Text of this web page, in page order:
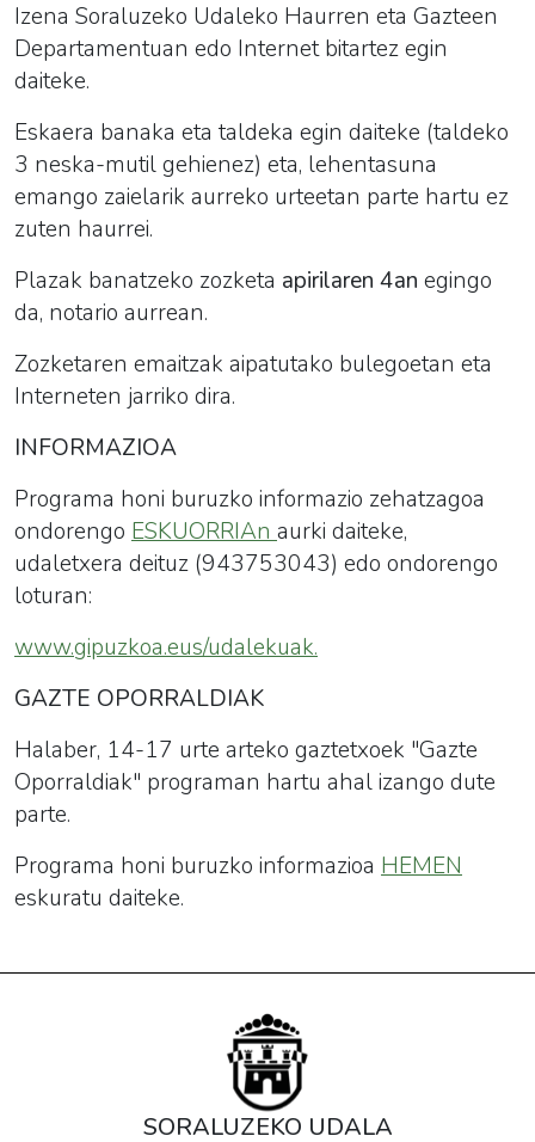
Izena Soraluzeko Udaleko Haurren eta Gazteen
Departamentuan edo Internet bitartez egin
daiteke.
Eskaera banaka eta taldeka egin daiteke (taldeko
3 neska-mutil gehienez) eta, lehentasuna
emango zaielarik aurreko urteetan parte hartu ez
zuten haurrei.
Plazak banatzeko zozketa apirilaren 4an egingo
da, notario aurrean.
Zozketaren emaitzak aipatutako bulegoetan eta
Interneten jarriko dira.
INFORMAZIOA
Programa honi buruzko informazio zehatzagoa
ondorengo ESKUORRIAn aurki daiteke,
udaletxera deituz (943753043) edo ondorengo
loturan:
www.gipuzkoa.eus/udalekuak.
GAZTE OPORRALDIAK
Halaber, 14-17 urte arteko gaztetxoek "Gazte
Oporraldiak" programan hartu ahal izango dute
parte.
Programa honi buruzko informazioa HEMEN
eskuratu daiteke.
SORALUZEKO UDALA